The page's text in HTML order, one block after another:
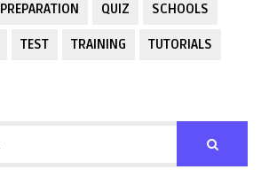
PREPARATION QUIZ SCHOOLS
TEST TRAINING TUTORIALS